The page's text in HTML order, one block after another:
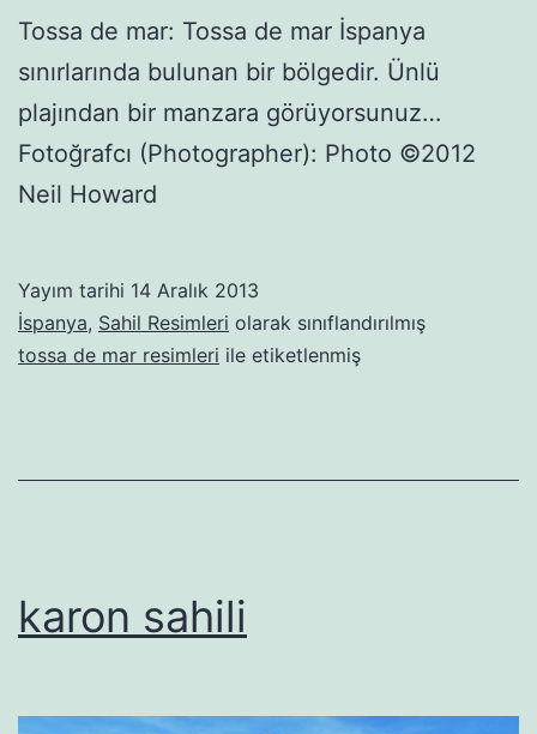
Tossa de mar: Tossa de mar İspanya
sınırlarında bulunan bir bölgedir. Ünlü
plajından bir manzara görüyorsunuz…
Fotoğrafcı (Photographer): Photo ©2012
Neil Howard
Yayım tarihi 14 Aralık 2013
İspanya, Sahil Resimleri olarak sınıflandırılmış
tossa de mar resimleri ile etiketlenmiş
karon sahili